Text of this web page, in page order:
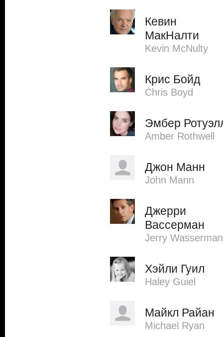
Кевин
МакНалти
Kevin McNulty
Крис Бойд
Chris Boyd
Эмбер
Amber Rothwell
Джон Манн
John Mann
Джерри
Вассерман
Jerry Wasserman
Хэйли Гуил
Haley Guiel
Майкл Райан
Michael Ryan